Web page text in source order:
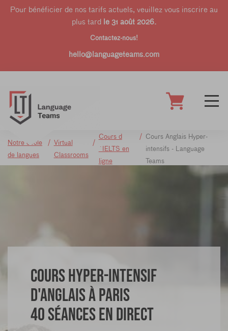
Pour bénéficier de nos tarifs actuels, veuillez vous inscrire au
plus tard le 31 août 2026.
Contactez-nous!
hello@languageteams.com
Notre école
de langues
Virtual
Classrooms
Cours d
´IELTS en
ligne
Cours Anglais Hyper-
intensifs - Language
Teams
Cours hyper-intensif
d'anglais à Paris
40 séances en direct